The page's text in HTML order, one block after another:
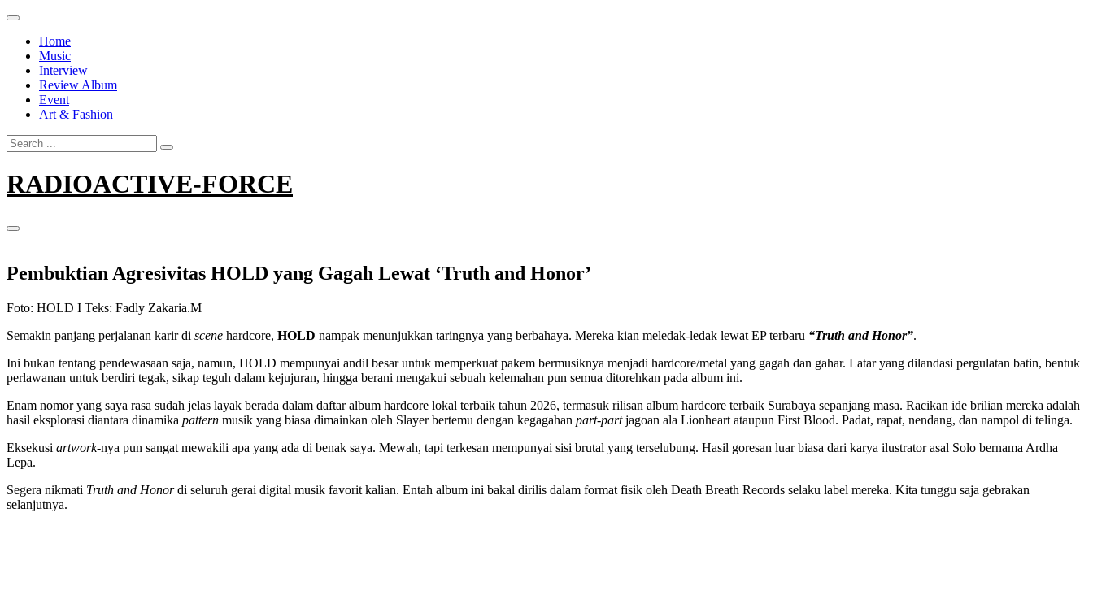
Skip
contentHome
Music
Interview
Review Album
Event
Art & Fashion
Search
for:
RADIOACTIVE-FORCE
Pembuktian Agresivitas HOLD yang Gagah Lewat ‘Truth and Honor’
Foto: HOLD I Teks: Fadly Zakaria.M
Semakin panjang perjalanan karir di scene hardcore, HOLD nampak menunjukkan taringnya yang berbahaya. Mereka kian meledak-ledak lewat EP terbaru “Truth and Honor”.
Ini bukan tentang pendewasaan saja, namun, HOLD mempunyai andil besar untuk memperkuat pakem bermusiknya menjadi hardcore/metal yang gagah dan gahar. Latar yang dilandasi pergulatan batin, bentuk
perlawanan untuk berdiri tegak, sikap teguh dalam kejujuran, hingga berani mengakui sebuah kelemahan pun semua ditorehkan pada album ini.
Enam nomor yang saya rasa sudah jelas layak berada dalam daftar album hardcore lokal terbaik tahun 2026, termasuk rilisan album hardcore terbaik Surabaya sepanjang masa. Racikan ide brilian mereka adalah
hasil eksplorasi diantara dinamika pattern musik yang biasa dimainkan oleh Slayer bertemu dengan kegagahan part-partjagoan ala Lionheart ataupun First Blood. Padat, rapat, nendang, dan nampol di telinga.
Eksekusi artwork-nya pun sangat mewakili apa yang ada di benak saya. Mewah, tapi terkesan mempunyai sisi brutal yang terselubung. Hasil goresan luar biasa dari karya ilustrator asal Solo bernama Ardha
Lepa.
Segera nikmati Truth and Honordi seluruh gerai digital musik favorit kalian. Entah album ini bakal dirilis dalam format fisik oleh Death Breath Records selaku label mereka. Kita tunggu saja gebrakan
selanjutnya.